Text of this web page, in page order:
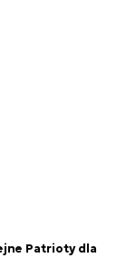
Patrioty dla